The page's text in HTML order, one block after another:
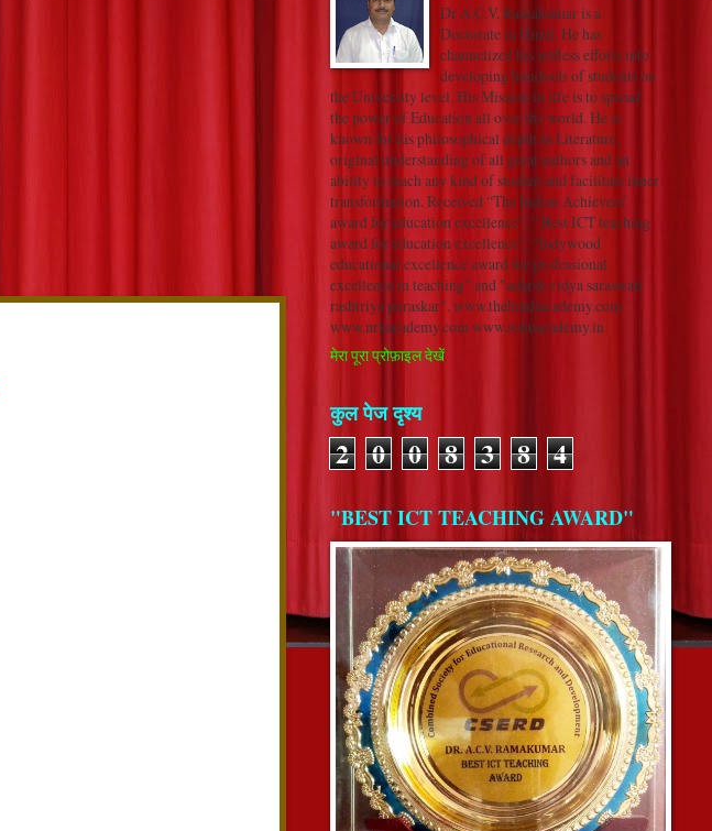
Dr A.C.V. Ramakumar is a
Doctorate in Hindi. He has
channelized his selfless efforts into
developing hundreds of students on
the University level. His Mission in life is to spread
the power of Education all over the world. He is
known for his philosophical depth in Literature,
original understanding of all great authors and an
ability to reach any kind of student and facilitate inner
transformation. Received “The Indian Achievers’
award for education excellence”, “ Best ICT teaching
award for education excellence”, “Indywood
educational excellence award for professional
excellence in teaching” and "adarsh vidya saraswati
rashtriya puraskar". www.thehindiacademy.com
www.nrkacademy.com www.sonuacademy.in
मेरा पूरा प्रोफ़ाइल देखें
कुल पेज दृश्य
2 0 0 8 3 8 4
"BEST ICT TEACHING AWARD"